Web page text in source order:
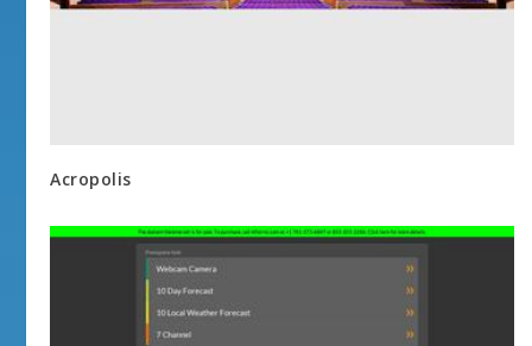
Acropolis